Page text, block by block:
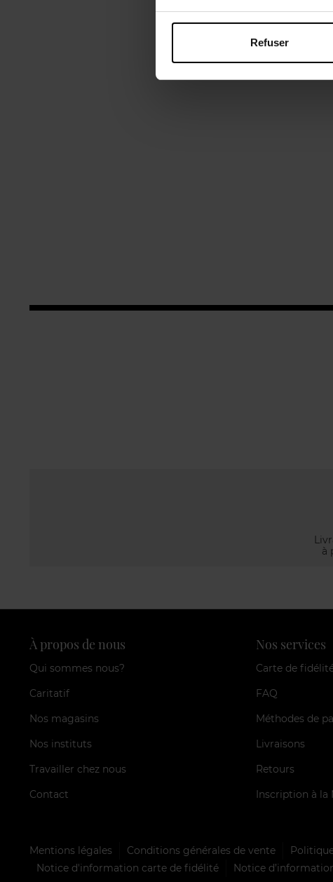
Refuser
à
À propos de nous
Qui sommes nous?
Caritatif
Nos magasins
Nos instituts
Travailler chez nous
Contact
Nos services
Carte de
FAQ
Méthodes de
Livraisons
Retours
Inscription à la
Mentions légales Conditions générales de vente
Notice d'information carte de fidélité
Notice